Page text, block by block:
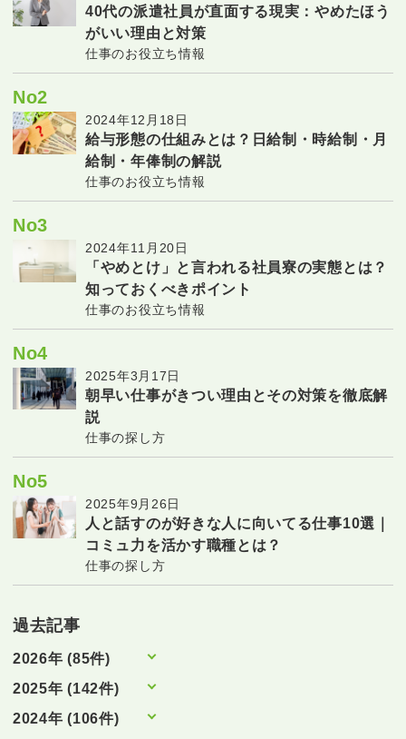
40代の派遣社員が直面する現実：やめたほう
がいい理由と対策
仕事のお役立ち情報
No2
2024年12月18日
給与形態の仕組みとは？日給制・時給制・月
給制・年俸制の解説
仕事のお役立ち情報
No3
2024年11月20日
「やめとけ」と言われる社員寮の実態とは？
知っておくべきポイント
仕事のお役立ち情報
No4
2025年3月17日
朝早い仕事がきつい理由とその対策を徹底解
説
仕事の探し方
No5
2025年9月26日
人と話すのが好きな人に向いてる仕事10選｜
コミュ力を活かす職種とは？
仕事の探し方
過去記事
2026年 (85件)
2025年 (142件)
2024年 (106件)